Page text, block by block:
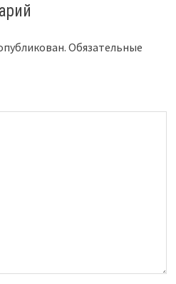
Обязательные